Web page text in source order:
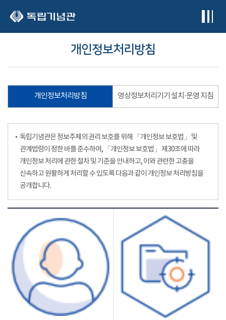
개인정보처리방침
개인정보처리방침 영상정보처리기기 설치·운영 지침
독립기념관은 정보주체의 권리 보호를 위해 「개인정보 보호법」 및
관계법령이 정한 바를 준수하여, 「개인정보 보호법」 제30조에 따라
개인정보 처리에 관한 절차 및 기준을 안내하고, 이와 관련한 고충을
신속하고 원활하게 처리할 수 있도록 다음과 같이 개인정보 처리방침을
공개합니다.